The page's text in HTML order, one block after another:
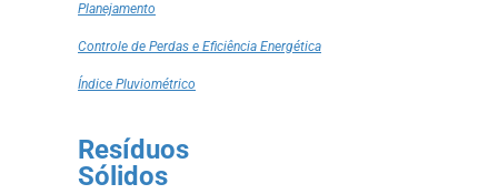
Planejamento
Controle de Perdas e Eficiência Energética
Índice Pluviométrico
Resíduos
Sólidos